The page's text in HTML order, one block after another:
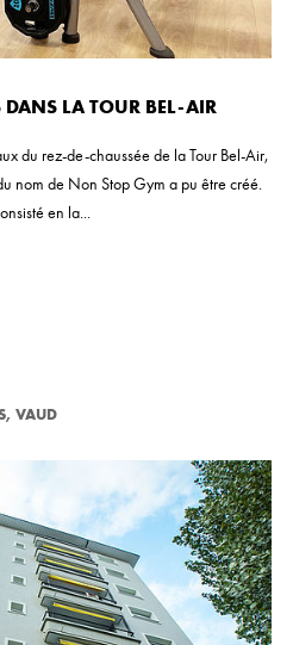
LA TOUR BEL-AIR
du rez-de-chaussée de la Tour Bel-Air,
nom de Non Stop Gym a pu être créé.
en la...
VAUD